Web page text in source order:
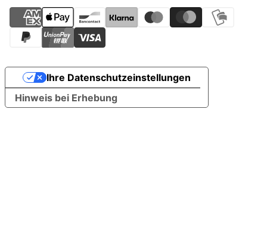
Hinweis bei Erhebung
Ihre Datenschutzeinstellungen